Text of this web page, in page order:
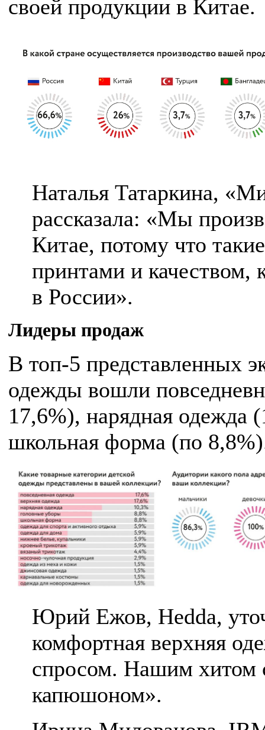
своей продукции в Китае.
Наталья Татаркина,
рассказала: «Мы
Китае, потому что
принтами и качеством,
в России».
Лидеры продаж
В топ-5 представленных
одежды вошли
17,6%), нарядная одежда
школьная форма (по
Юрий Ежов, Hedda,
комфортная верхняя
спросом. Нашим хитом
капюшоном».